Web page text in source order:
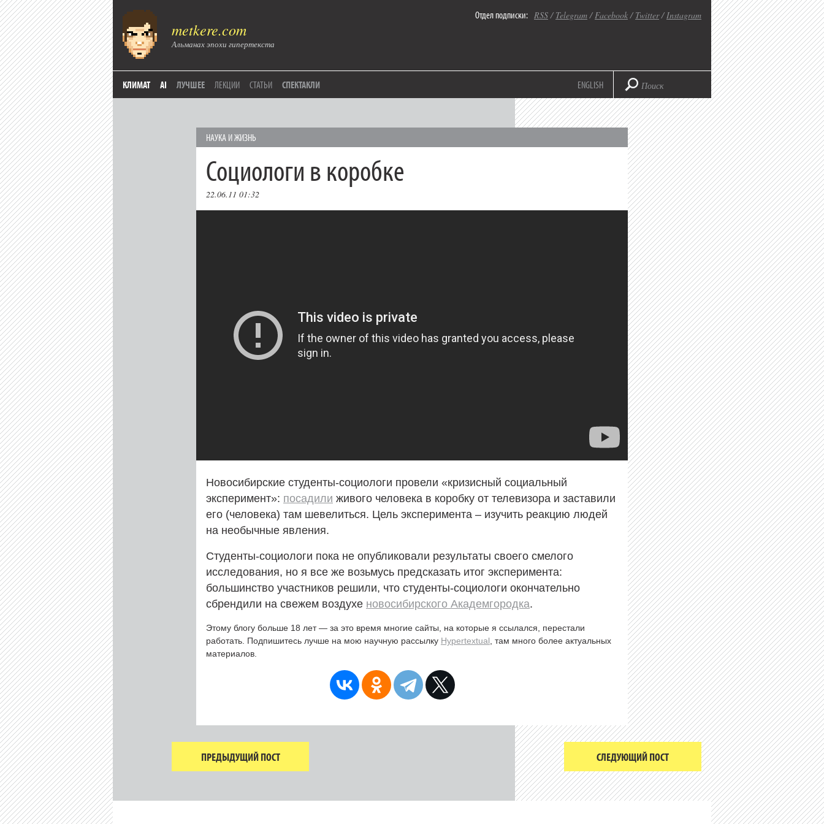
metkere.com
Альманах эпохи гипертекста
Отдел подписки: RSS/ Telegram/Facebook/ Twitter/Instagram
КЛИМАТ AI ЛУЧШЕЕ ЛЕКЦИИ СТАТЬИ СПЕКТАКЛИ ENGLISH
НАУКА И ЖИЗНЬ
Социологи в коробке
22.06.11 01:32
Новосибирские студенты-социологи провели «кризисный социальный
эксперимент»: посадили живого человека в коробку от телевизора и заставили
его (человека) там шевелиться. Цель эксперимента – изучить реакцию людей
на необычные явления.
Студенты-социологи пока не опубликовали результаты своего смелого
исследования, но я все же возьмусь предсказать итог эксперимента:
большинство участников решили, что студенты-социологи окончательно
сбрендили на свежем воздухе новосибирского Академгородка.
Этому блогу больше 18 лет — за это время многие сайты, на которые я ссылался, перестали
работать. Подпишитесь лучше на мою научную рассылку Hypertextual , там много более актуальных
материалов.
ПРЕДЫДУЩИЙ ПОСТ СЛЕДУЮЩИЙ ПОСТ